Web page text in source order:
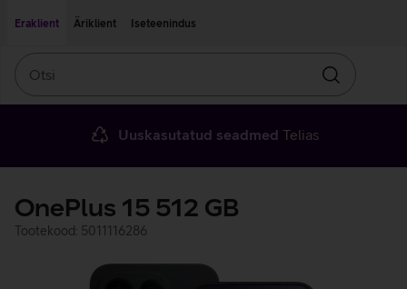
Eraklient
Äriklient Iseteenindus
Otsin
Uuskasutatud seadmed Telias
OnePlus 15 512 GB
Tootekood: 5011116286